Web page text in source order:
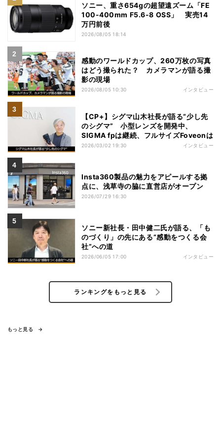
ソニー、重さ654gの超望遠ズーム「FE
100-400mm F5.6-8 OSS」 実売14
万円前後
2026/08/05 18:14
感動のワールドカップ、260万枚の写真
はどう撮られた？ カメラマンが語る撮
影の現場
2026/08/05 10:30 インタビュー
【CP+】シグマ山木社長が語る“少し先
のシグマ” 小型レンズを開発中、
SIGMA fpは継続、フルサイズFoveonは
2026/03/02 19:30 インタビュー
Insta360製品の魅力をアピールする拠
点に、浅草寺の脇に直営店がオープン
2026/07/29 16:30
ソニー新社長・田中健二氏が語る、「も
のづくり」の先にある“感動をつくる会
社”への道
2026/06/05 17:00 インタビュー
ランキングをもっと見る
もっと見る